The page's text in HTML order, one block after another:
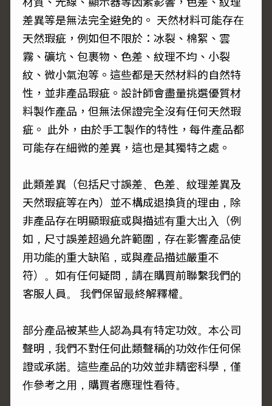
差異等是無法完全避免的。 天然材料可能存在
天然瑕疵，例如但不限於：冰裂、棉絮、雲
霧、礦坑、包裹物、色差、紋理不均、小裂
紋、微小氣泡等。這些都是天然材料的自然特
性，並非產品瑕疵。設計師會盡量挑選優質材
料製作產品，但無法保證完全沒有任何天然瑕
疵。 此外，由於手工製作的特性，每件產品都
可能存在細微的差異，這也是其獨特之處。
此類差異（包括尺寸誤差、色差、紋理差異及
天然瑕疵等在內）並不構成退換貨的理由，除
非產品存在明顯瑕疵或與描述有重大出入（例
如，尺寸誤差超過允許範圍，存在影響產品使
用功能的重大缺陷，或與產品描述嚴重不
符）。如有任何疑問，請在購買前聯繫我們的
客服人員。 我們保留最終解釋權。
部分產品被某些人認為具有特定功效。本公司
聲明，我們不對任何此類聲稱的功效作任何保
證或承諾。這些產品的功效並非精密科學，僅
作參考之用，購買者應理性看待。